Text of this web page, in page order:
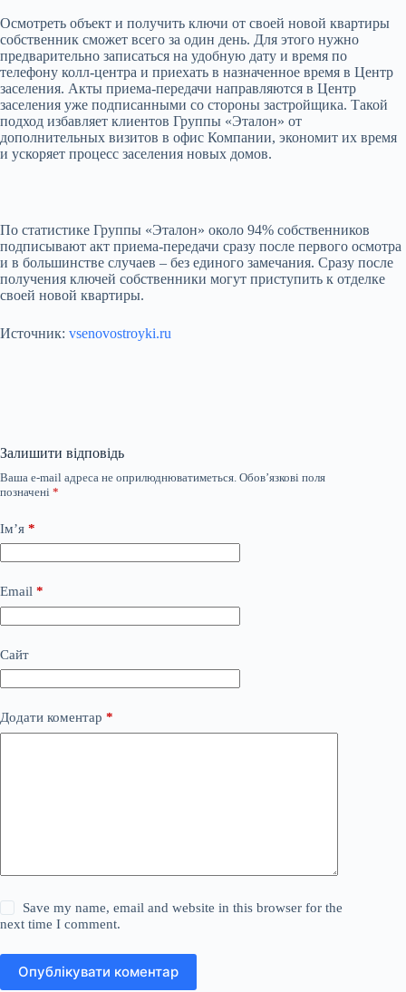
Осмотреть объект и получить ключи от своей новой квартиры
собственник сможет всего за один день. Для этого нужно
предварительно записаться на удобную дату и время по
телефону колл-центра и приехать в назначенное время в Центр
заселения. Акты приема-передачи направляются в Центр
заселения уже подписанными со стороны застройщика. Такой
подход избавляет клиентов Группы «Эталон» от
дополнительных визитов в офис Компании, экономит их время
и ускоряет процесс заселения новых домов.
По статистике Группы «Эталон» около 94% собственников
подписывают акт приема-передачи сразу после первого осмотра
и в большинстве случаев – без единого замечания. Сразу после
получения ключей собственники могут приступить к отделке
своей новой квартиры.
Источник: vsenovostroyki.ru
Залишити відповідь
Ваша e-mail адреса не оприлюднюватиметься. Обов’язкові поля
позначені *
Ім’я *
Email *
Сайт
Додати коментар *
Save my name, email and website in this browser for the
next time I comment.
Опублікувати коментар